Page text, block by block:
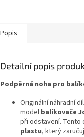
Popis
Detailní popis
Podpěrná noha pro
Originální náhradní
model balíkovače
při odstavení. Tento
plastu, který